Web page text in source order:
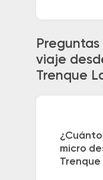
viaje
Trenque
micro
Trenque